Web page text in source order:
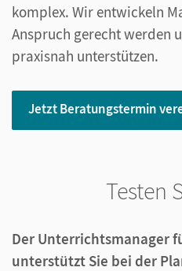
komplex. Wir entwickeln
Anspruch gerecht werden
praxisnah unterstützen.
Jetzt Beratungstermin
Testen
Der Unterrichtsmanager
unterstützt Sie bei der